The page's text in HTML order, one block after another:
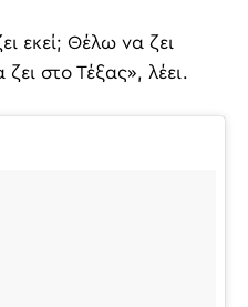
εκεί; Θέλω να ζει
στο Τέξας», λέει.